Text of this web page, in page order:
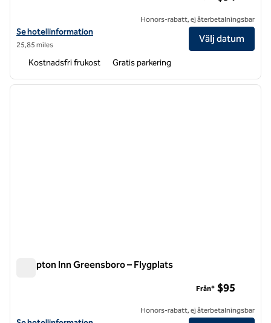
Visa hotelldetaljer för Hampton Inn Greensboro-East
Se hotellinformation
25,85 miles
Honors-rabatt, ej återbetalningsbar
Välj datum
Kostnadsfri frukost Gratis parkering
1 av 12
nästa
Hampton Inn Greensboro – Flygplats
Från* $95
Honors-rabatt, ej återbetalningsbar